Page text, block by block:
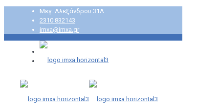
Μεγ. Αλεξάνδρου 31Α
2310 832143
imxa@imxa.gr